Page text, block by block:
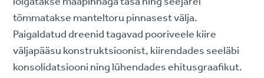
tõmmatakse manteltoru pinnasest välja.
Paigaldatud dreenid tagavad pooriveele kiire
väljapääsu konstruktsioonist, kiirendades seeläbi
konsolidatsiooni ning lühendades ehitusgraafikut.